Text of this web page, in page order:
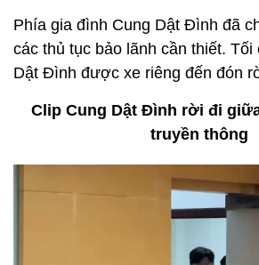
Phía gia đình Cung Dật Đình đã
các thủ tục bảo lãnh cần thiết. Tối
Dật Đình được xe riêng đến đón
Clip Cung Dật Đình rời đi
truyền thông